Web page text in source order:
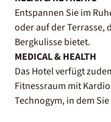
Entspannen Sie im
oder auf der Terrasse,
Bergkulisse bietet.
MEDICAL & HEALTH
Das Hotel verfügt
Fitnessraum mit
Technogym, in dem